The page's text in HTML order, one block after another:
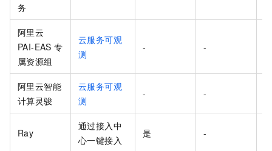
务
阿里云
PAI-EAS 专
属资源组
云服务可观
测
- -
阿里云智能
计算灵骏
云服务可观
测
- -
Ray
通过接入中
心一键接入
是 -